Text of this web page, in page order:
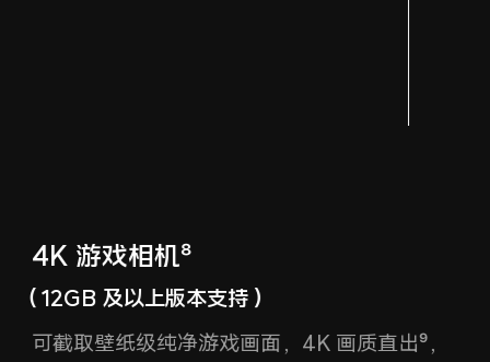
4K 游戏相机⁸
（12GB 及以上版本支持）
可截取壁纸级纯净游戏画面，4K 画质直出⁹，